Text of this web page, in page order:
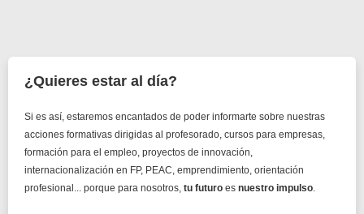
¿Quieres estar al día?
Si es así, estaremos encantados de poder informarte sobre nuestras
acciones formativas dirigidas al profesorado, cursos para empresas,
formación para el empleo, proyectos de innovación,
internacionalización en FP, PEAC, emprendimiento, orientación
profesional... porque para nosotros, tu futuro es nuestro impulso.